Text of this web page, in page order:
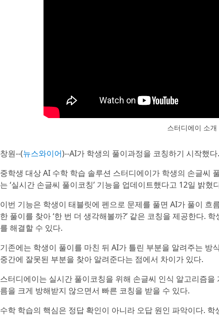
스터디에이 소개
창원--(뉴스와이어)--AI가 학생의 풀이과정을 코칭하기 시작했다.
중학생 대상 AI 수학 학습 솔루션 스터디에이가 학생의 손글씨
는 ‘실시간 손글씨 풀이코칭’ 기능을 업데이트했다고 12일 밝혔
이번 기능은 학생이 태블릿에 펜으로 문제를 풀면 AI가 풀이 흐
한 풀이를 찾아 ‘한 번 더 생각해볼까?’ 같은 코칭을 제공한다.
를 해결할 수 있다.
기존에는 학생이 풀이를 마친 뒤 AI가 틀린 부분을 알려주는
중간에 잘못된 부분을 찾아 알려준다는 점에서 차이가 있다.
스터디에이는 실시간 풀이코칭을 위해 손글씨 인식 알고리즘
름을 크게 방해받지 않으면서 빠른 코칭을 받을 수 있다.
수학 학습의 핵심은 정답 확인이 아니라 오답 원인 파악이다.